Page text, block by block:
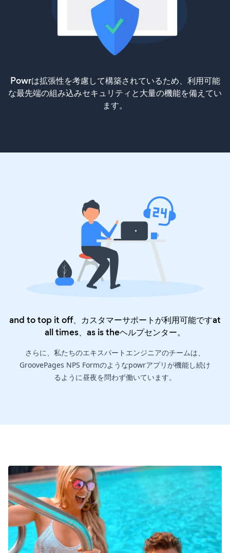
Powrは拡張性を考慮して構築されているため、利用可能
な最先端の組み込みセキュリティと大量の機能を備えてい
ます。
and to top it off、カスタマーサポートが利用可能ですat
all times、as is theヘルプセンター。
さらに、私たちのエキスパートエンジニアのチームは、
GroovePages NPS Formのようなpowrアプリが機能し続け
るように昼夜を問わず働いています。